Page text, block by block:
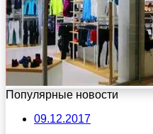
Популярные новости
09.12.2017